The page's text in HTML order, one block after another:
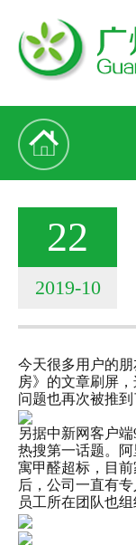
22
2019-10
今天很多用户的
房》的文章刷屏
问题也再次被推到
另据中新网客户
热搜第一话题。
寓甲醛超标，目
后，公司一直有
员工所在团队也